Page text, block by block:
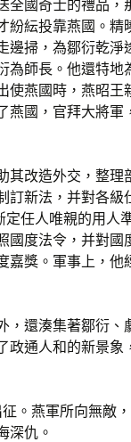
全國奇士的禮品，
紛紜投靠燕國。精
邊掃，為鄒衍乾淨
為師長。他還特地
使燕國時，燕昭王
燕國，官拜大將軍
其改造外交，整理
訂新法，并對各級
定任人唯親的用人
國度法令，并對國
嘉獎。軍事上，他
，還湊集著鄒衍、
政通人和的新景象
。燕軍所向無敵
深仇。